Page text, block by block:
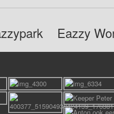
Eazzy